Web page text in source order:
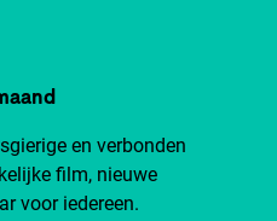
en verbonden
film, nieuwe
voor iedereen.